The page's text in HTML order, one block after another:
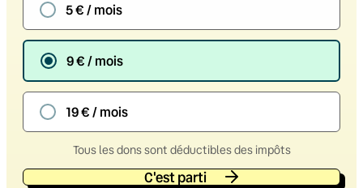
5 € / mois
9 € / mois
19 € / mois
Tous les dons sont déductibles des impôts
C'est parti